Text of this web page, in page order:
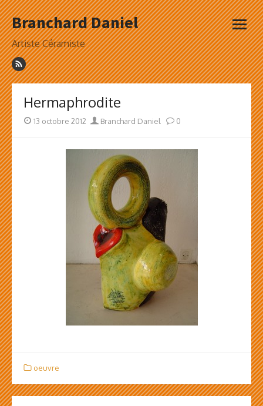
Skip
to
content
Branchard Daniel
Artiste Céramiste
open
menu
Hermaphrodite
Posted
13 octobre 2012 Author
Branchard Daniel 0
oeuvre